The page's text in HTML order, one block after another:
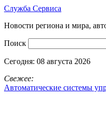
Служба Сервиса
Новости региона и мира,
Поиск
Сегодня: 08 августа 2026
Свежее:
Автоматические системы